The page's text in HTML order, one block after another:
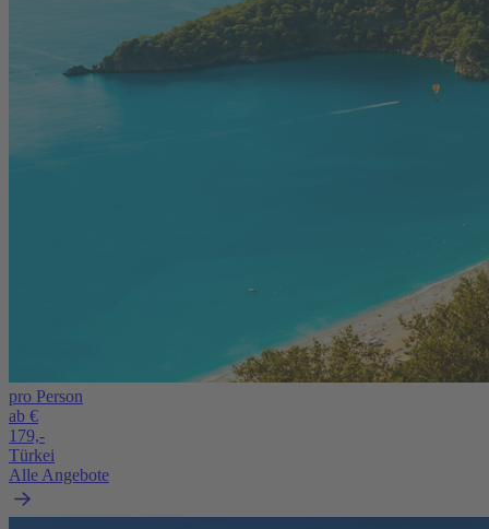
pro Person
ab €
179,-
Türkei
Alle Angebote